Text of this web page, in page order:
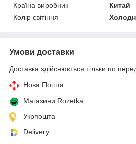
Країна виробник
Китай
Колір світіння
Умови доставки
Доставка здійснюється тільки по
Нова Пошта
Магазини Rozetka
Укрпошта
Delivery